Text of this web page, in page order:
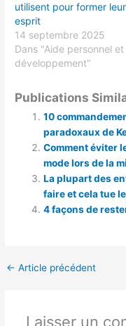
utilisent pour former leur
esprit
14 septembre 2025
Dans "Aide personnel et
développement"
Publications
10
paradoxaux de
Comment éviter
mode lors de la
La plupart des
faire et cela tue
4 façons de
← Article précédent
Laisser un